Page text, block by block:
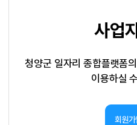
사업
청양군 일자리 종합플랫폼
이용하실
회원가